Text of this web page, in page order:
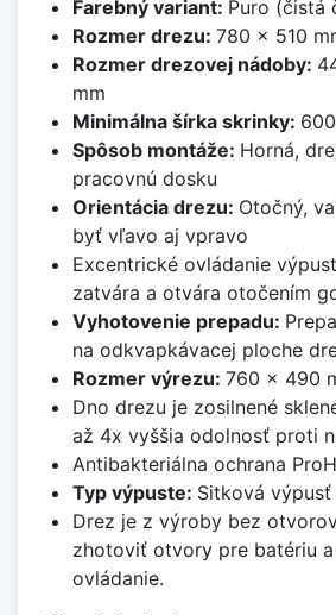
Farebný variant: Puro (čistá
Rozmer drezu: 780 x 510
Rozmer drezovej nádoby:
mm
Minimálna šírka skrinky:
Spôsob montáže: Horná,
pracovnú dosku
Orientácia drezu: Otočný,
byť vľavo aj vpravo
Excentrické ovládanie
zatvára a otvára otočením
Vyhotovenie prepadu:
na odkvapkávacej ploche
Rozmer výrezu: 760 x 490
Dno drezu je zosilnené
až 4x vyššia odolnosť proti
Antibakteriálna ochrana
Typ výpuste: Sitková výpusť
Drez je z výroby bez
zhotoviť otvory pre batériu
ovládanie.